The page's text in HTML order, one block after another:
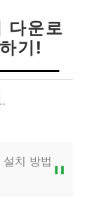
다운로
기!
치 방법